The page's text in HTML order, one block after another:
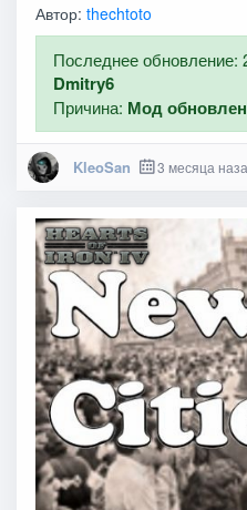
Автор:thechtoto
Последнее обновление:
Dmitry6
Причина: Мод обновлен
KleoSan 3 месяца